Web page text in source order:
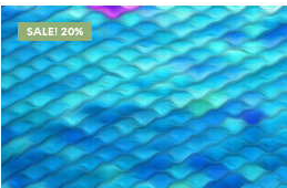
SALE! 20%